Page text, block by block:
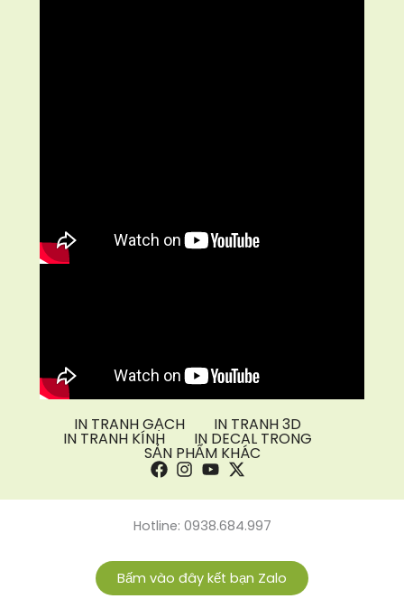
IN TRANH GẠCH IN TRANH 3D
IN TRANH KÍNH IN DECAL TRONG
SẢN PHẨM KHÁC
Hotline: 0938.684.997
Bấm vào đây kết bạn Zalo